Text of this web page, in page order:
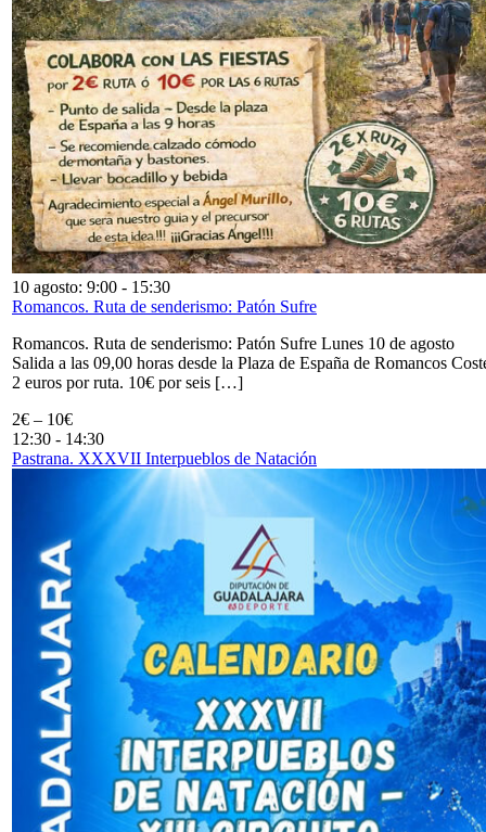
10 agosto: 9:00 - 15:30
Romancos. Ruta de senderismo: Patón Sufre
Romancos. Ruta de senderismo: Patón Sufre Lunes 10 de agosto
Salida a las 09,00 horas desde la Plaza de España de Romancos
2 euros por ruta. 10€ por seis […]
2€ – 10€
12:30 - 14:30
Pastrana. XXXVII Interpueblos de Natación